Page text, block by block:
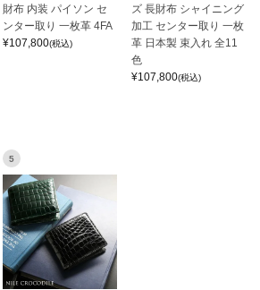
財布 内装 パイソン セ
ンター取り 一枚革 4FA
¥107,800(税込)
ズ 長財布 シャイニング
加工 センター取り 一枚
革 日本製 束入れ 全11
色
¥107,800(税込)
5